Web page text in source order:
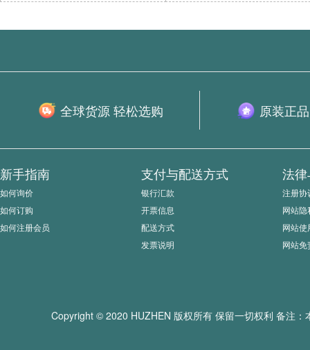
全球货源 轻松选购 原装正
新手指南
如何询价
如何订购
如何注册会员
支付与配送方式
银行汇款
开票信息
配送方式
发票说明
法
注册协
网站隐
网站使
网站免
Copyright © 2020 HUZHEN 版权所有 保留一切权利 备注